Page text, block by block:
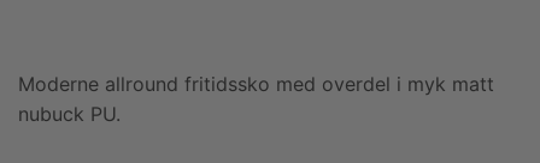
Moderne allround fritidssko med overdel i myk matt
nubuck PU.